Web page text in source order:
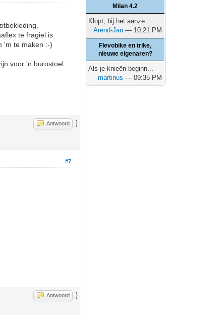
te fragiel is.
'm te maken :-)
voor 'n burostoel
Antwoord }
#7
Antwoord }
Milan 4.2
Klopt, bij het aanze...
Arend-Jan — 10:21 PM
Flevobike en trike,
nieuwe eigenaren?
Als je knieën beginn...
martinus — 09:35 PM